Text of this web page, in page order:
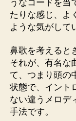
うなコードを当
たりな感じ、よ
ような気がして
鼻歌を考えると
それが、有名な
て、つまり頭の
状態で、イント
ない違うメロデ
手法です。